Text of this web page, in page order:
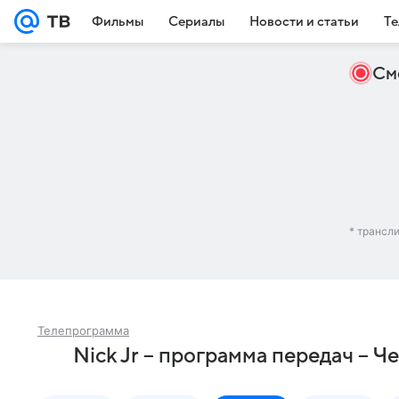
Фильмы Сериалы Новости и статьи
*
Телепрограмма
Nick Jr – программа передач –